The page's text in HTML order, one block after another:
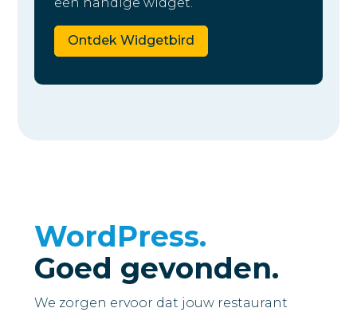
Ontdek Widgetbird
WordPress.
Goed gevonden.
We zorgen ervoor dat jouw restaurant